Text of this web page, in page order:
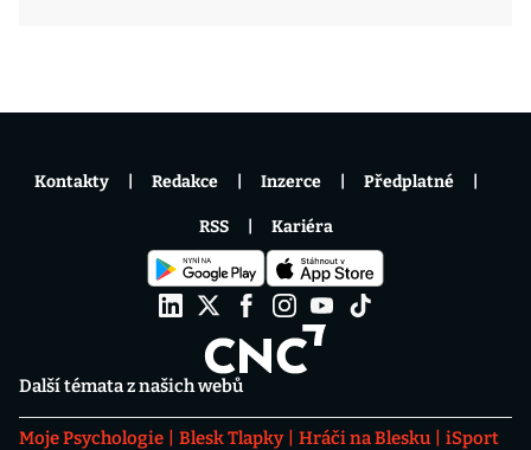
Další témata z našich webů
Moje Psychologie Blesk Tlapky Hráči na Blesku
iSport
Kontakty Redakce Inzerce Předplatné
RSS Kariéra